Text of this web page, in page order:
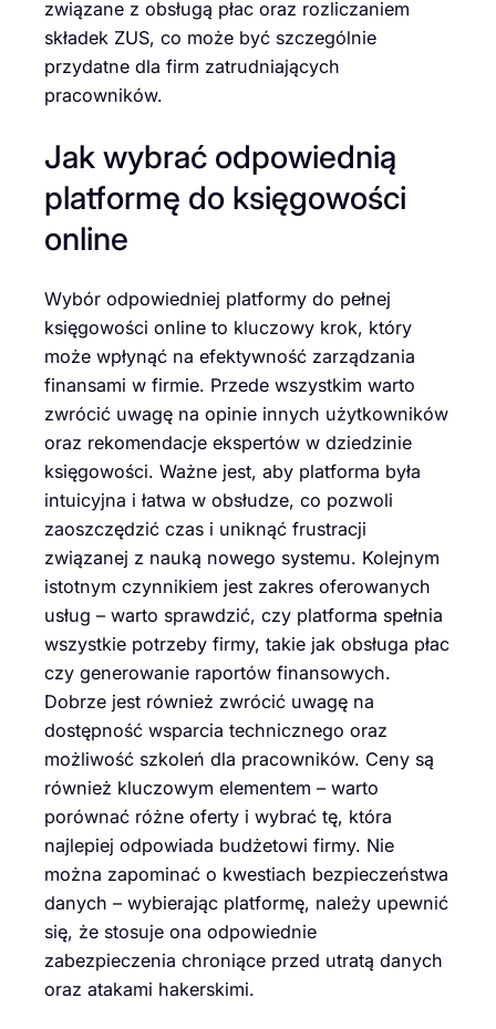
związane z obsługą płac oraz rozliczaniem
składek ZUS, co może być szczególnie
przydatne dla firm zatrudniających
pracowników.
Jak wybrać odpowiednią
platformę do księgowości
online
Wybór odpowiedniej platformy do pełnej
księgowości online to kluczowy krok, który
może wpłynąć na efektywność zarządzania
finansami w firmie. Przede wszystkim warto
zwrócić uwagę na opinie innych użytkowników
oraz rekomendacje ekspertów w dziedzinie
księgowości. Ważne jest, aby platforma była
intuicyjna i łatwa w obsłudze, co pozwoli
zaoszczędzić czas i uniknąć frustracji
związanej z nauką nowego systemu. Kolejnym
istotnym czynnikiem jest zakres oferowanych
usług – warto sprawdzić, czy platforma spełnia
wszystkie potrzeby firmy, takie jak obsługa płac
czy generowanie raportów finansowych.
Dobrze jest również zwrócić uwagę na
dostępność wsparcia technicznego oraz
możliwość szkoleń dla pracowników. Ceny są
również kluczowym elementem – warto
porównać różne oferty i wybrać tę, która
najlepiej odpowiada budżetowi firmy. Nie
można zapominać o kwestiach bezpieczeństwa
danych – wybierając platformę, należy upewnić
się, że stosuje ona odpowiednie
zabezpieczenia chroniące przed utratą danych
oraz atakami hakerskimi.